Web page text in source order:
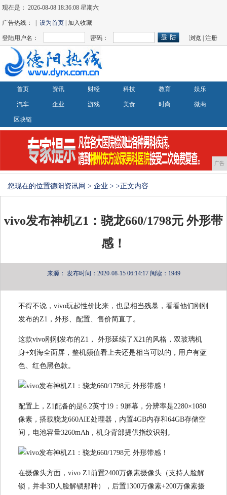
现在是：2026-08-08 18:36:08 星期六
广告热线： |设为首页 | 加入收藏
登陆用户名： 密码： 浏览 |注册
首页 资讯 财经 科技 教育 娱乐
汽车 企业 游戏 美食 时尚 微商
区块链
广告
您现在的位置德阳资讯网 > 企业 > >正文内容
vivo发布神机Z1：骁龙660/1798元 外形带
感！
来源： 发布时间：2020-08-15 06:14:17 阅读：1949
不得不说，vivo玩起性价比来，也是相当残暴，看看他们刚刚
发布的Z1，外形、配置、售价简直了。
这款vivo刚刚发布的Z1， 外形延续了X21的风格，双玻璃机
身+刘海全面屏，整机颜值看上去还是相当可以的，用户有蓝
色、红色黑色款。
配置上，Z1配备的是6.2英寸19：9屏幕，分辨率是2280×1080
像素，搭载骁龙660AIE处理器，内置4GB内存和64GB存储空
间，电池容量3260mAh，机身背部提供指纹识别。
在摄像头方面，vivo Z1前置2400万像素摄像头（支持人脸解
锁，并非3D人脸解锁那种），后置1300万像素+200万像素摄